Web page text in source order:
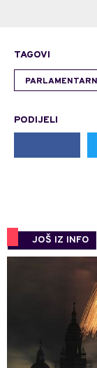
TAGOVI
PODIJELI
JOŠ IZ INFO